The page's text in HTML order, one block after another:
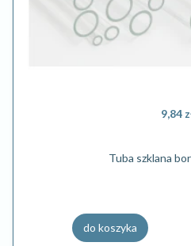
9,84
Tuba szklana
do koszyka